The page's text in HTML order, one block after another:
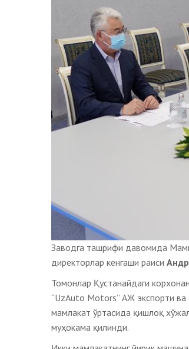
Заводга ташрифи давомида
директорлар кенгаши раиси
Томонлар Қустанайдаги
“UzAuto Motors” АЖ экспорти
мамлакат ўртасида қишлоқ
муҳокама қилинди.